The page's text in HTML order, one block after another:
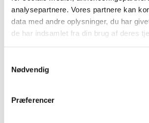
analysepartnere. Vores partnere kan
data med andre oplysninger, du har
de har indsamlet fra din brug af deres
Nødvendig
Præferencer